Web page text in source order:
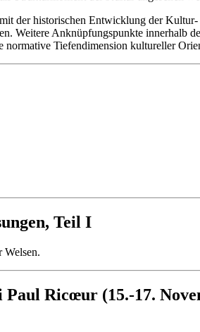
der historischen Entwicklung der
Weitere Anknüpfungspunkte innerhalb
Tiefendimension kultureller
Teil I
Welsen.
Ricœur (15.-17.